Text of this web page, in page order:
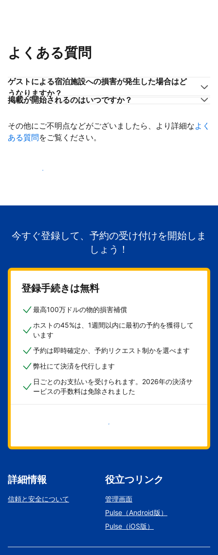
よくある質問
ゲストによる宿泊施設への損害が発生した場合はど
うなりますか？
掲載が開始されるのはいつですか？
その他にご不明点などがございましたら、より詳細なよく
ある質問をご覧ください。
掲載を開始する
今すぐ登録して、予約の受け付けを開始しま
しょう！
登録手続きは無料
最高100万ドルの物的損害補償
ホストの45%は、1週間以内に最初の予約を獲得して
います
予約は即時確定か、予約リクエスト制かを選べます
弊社にて決済を代行します
日ごとのお支払いを受けられます。2026年の決済サ
ービスの手数料は免除されました
今すぐ始める
詳細情報
信頼と安全について
役立つリンク
管理画面
Pulse（Android版）
Pulse（iOS版）